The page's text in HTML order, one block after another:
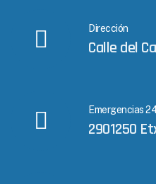
Dirección
Calle del
Emergencias
2901250